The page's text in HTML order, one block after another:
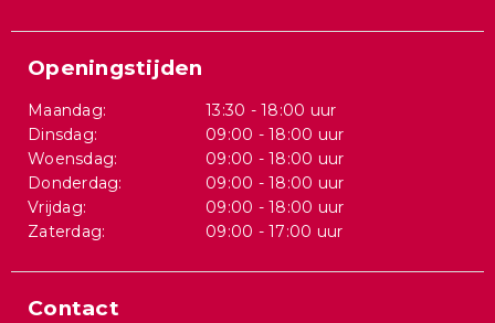
Openingstijden
Maandag:
13:30 - 18:00 uur
Dinsdag:
09:00 - 18:00 uur
Woensdag:
09:00 - 18:00 uur
Donderdag:
09:00 - 18:00 uur
Vrijdag:
09:00 - 18:00 uur
Zaterdag:
09:00 - 17:00 uur
Contact